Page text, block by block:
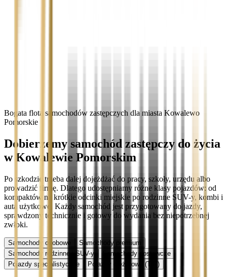
Bogata flota samochodów zastępczych dla miasta Kowalewo
Pomorskie
Dobierzemy samochód zastępczy do życia
w Kowalewie Pomorskim
Po szkodzie trzeba dalej dojeżdżać do pracy, szkoły, urzędu albo
prowadzić firmę. Dlatego udostępniamy różne klasy pojazdów: od
kompaktów na krótkie odcinki miejskie po rodzinne SUV-y, kombi i
auta użytkowe. Każdy samochód jest przygotowany do jazdy,
sprawdzony technicznie i gotowy do wydania bez niepotrzebnej
zwłoki.
Samochody osobowe
Samochody premium
Samochody rodzinne i SUV-y
Samochody dostawcze
Pojazdy specjalistyczne
Pojazdy ciężarowe (TIR)